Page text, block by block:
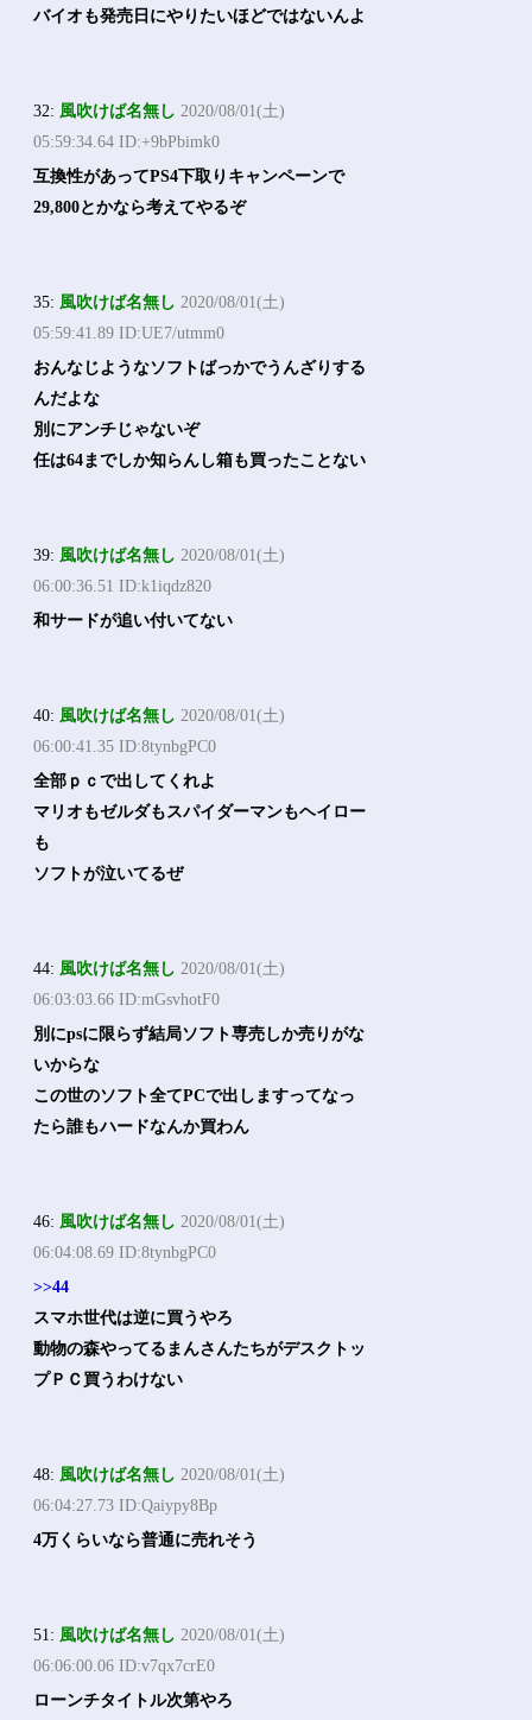
バイオも発売日にやりたいほどではないんよ
32: 風吹けば名無し 2020/08/01(土)
05:59:34.64 ID:+9bPbimk0
互換性があってPS4下取りキャンペーンで
29,800とかなら考えてやるぞ
35: 風吹けば名無し 2020/08/01(土)
05:59:41.89 ID:UE7/utmm0
おんなじようなソフトばっかでうんざりする
んだよな
別にアンチじゃないぞ
任は64までしか知らんし箱も買ったことない
39: 風吹けば名無し 2020/08/01(土)
06:00:36.51 ID:k1iqdz820
和サードが追い付いてない
40: 風吹けば名無し 2020/08/01(土)
06:00:41.35 ID:8tynbgPC0
全部ｐｃで出してくれよ
マリオもゼルダもスパイダーマンもヘイロー
も
ソフトが泣いてるぜ
44: 風吹けば名無し 2020/08/01(土)
06:03:03.66 ID:mGsvhotF0
別にpsに限らず結局ソフト専売しか売りがな
いからな
この世のソフト全てPCで出しますってなっ
たら誰もハードなんか買わん
46: 風吹けば名無し 2020/08/01(土)
06:04:08.69 ID:8tynbgPC0
>>44
スマホ世代は逆に買うやろ
動物の森やってるまんさんたちがデスクトッ
プＰＣ買うわけない
48: 風吹けば名無し 2020/08/01(土)
06:04:27.73 ID:Qaiypy8Bp
4万くらいなら普通に売れそう
51: 風吹けば名無し 2020/08/01(土)
06:06:00.06 ID:v7qx7crE0
ローンチタイトル次第やろ